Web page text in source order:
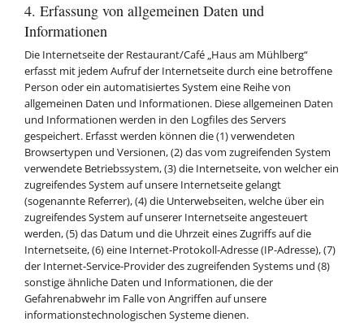
4. Erfassung von allgemeinen Daten und
Informationen
Die Internetseite der Restaurant/Café „Haus am Mühlberg“
erfasst mit jedem Aufruf der Internetseite durch eine betroffene
Person oder ein automatisiertes System eine Reihe von
allgemeinen Daten und Informationen. Diese allgemeinen Daten
und Informationen werden in den Logfiles des Servers
gespeichert. Erfasst werden können die (1) verwendeten
Browsertypen und Versionen, (2) das vom zugreifenden System
verwendete Betriebssystem, (3) die Internetseite, von welcher ein
zugreifendes System auf unsere Internetseite gelangt
(sogenannte Referrer), (4) die Unterwebseiten, welche über ein
zugreifendes System auf unserer Internetseite angesteuert
werden, (5) das Datum und die Uhrzeit eines Zugriffs auf die
Internetseite, (6) eine Internet-Protokoll-Adresse (IP-Adresse), (7)
der Internet-Service-Provider des zugreifenden Systems und (8)
sonstige ähnliche Daten und Informationen, die der
Gefahrenabwehr im Falle von Angriffen auf unsere
informationstechnologischen Systeme dienen.